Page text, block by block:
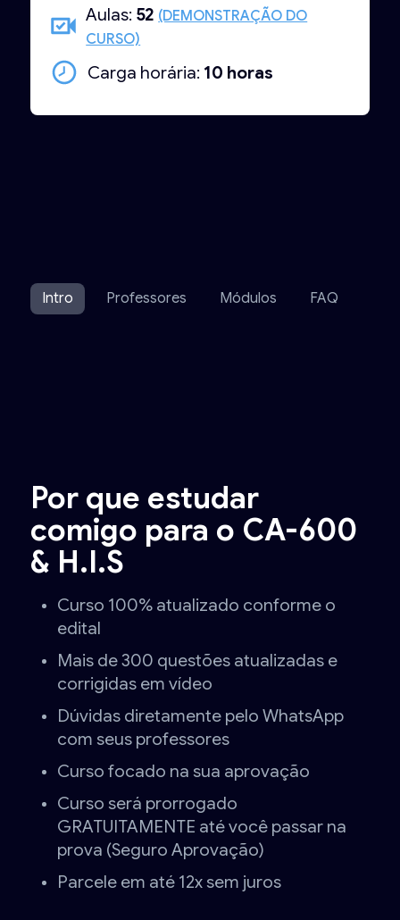
Aulas: 52 (DEMONSTRAÇÃO DO
CURSO)
Carga horária: 10 horas
Intro Professores Módulos FAQ
Por que estudar
comigo para o CA-600
& H.I.S
Curso 100% atualizado conforme o
edital
Mais de 300 questões atualizadas e
corrigidas em vídeo
Dúvidas diretamente pelo WhatsApp
com seus professores
Curso focado na sua aprovação
Curso será prorrogado
GRATUITAMENTE até você passar na
prova (Seguro Aprovação)
Parcele em até 12x sem juros